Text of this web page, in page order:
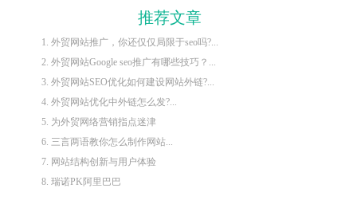
推荐文章
1. 外贸网站推广，你还仅仅局限于seo吗?...
2. 外贸网站Google seo推广有哪些技巧？...
3. 外贸网站SEO优化如何建设网站外链?...
4. 外贸网站优化中外链怎么发?...
5. 为外贸网络营销指点迷津
6. 三言两语教你怎么制作网站...
7. 网站结构创新与用户体验
8. 瑞诺PK阿里巴巴